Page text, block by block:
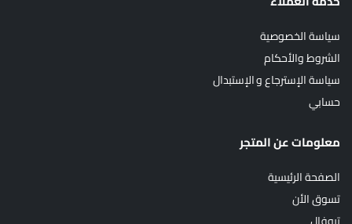
سياسة الخصوصية
الشروط والأحكام
سياسة الإسترجاع و الإستبدال
حسابي
معلومات عن المتجر
الصفحة الرئيسية
تسوق الأن